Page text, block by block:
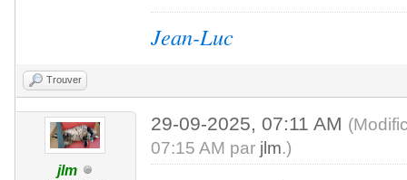
Jean-Luc
Trouver
jlm
29-09-2025, 07:11 AM
07:15 AM par jlm.)